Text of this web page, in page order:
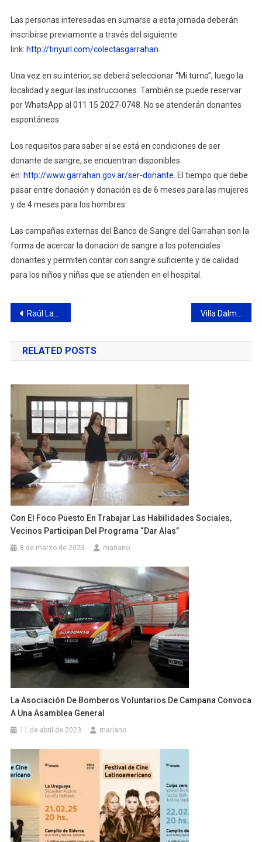
Las personas interesadas en sumarse a esta jornada deberán
inscribirse previamente a través del siguiente
link: http://tinyurl.com/colectasgarrahan
Una vez en su interior, se deberá seleccionar “Mi turno”, luego la
localidad y seguir las instrucciones. También se puede reservar
por WhatsApp al 011 15 2027-0748. No se atenderán donantes
espontáneos.
Los requisitos para saber si se está en condiciones de ser
donante de sangre, se encuentran disponibles
en: http://www.garrahan.gov.ar/ser-donante . El tiempo que debe
pasar entre donación y donación es de 6 meses para las mujeres
y de 4 meses para los hombres.
Las campañas externas del Banco de Sangre del Garrahan son la
forma de acercar la donación de sangre a los potenciales
donantes y permiten contar con sangre suficiente y de calidad
para los niños y niñas que se atienden en el hospital.
Navegación
de
entradas
Raúl Lavié se presentará el sábado 15 en el teatro Pedro Barbero
RELATED POSTS
Con El Foco Puesto En Trabajar Las Habilidades Sociales,
Vecinos Participan Del Programa “Dar Alas”
8 de marzo de 2023 mariano
La Asociación De Bomberos Voluntarios De Campana Convoca
A Una Asamblea General
11 de abril de 2023 mariano